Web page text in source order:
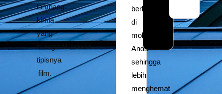
lambang
kimia
yang
mengindikasikan
tipisnya
film.
berlebihan
di
mobil
Anda
sehingga
lebih
menghemat